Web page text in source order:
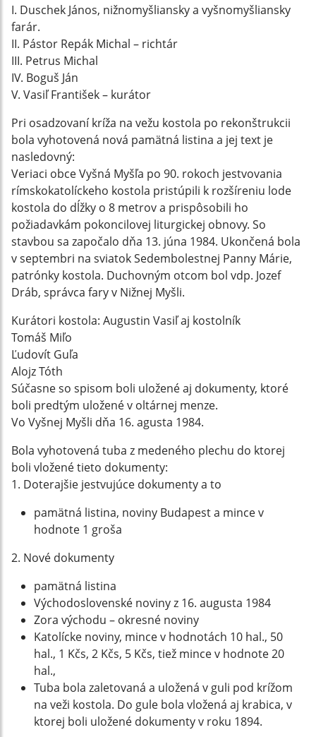
I. Duschek János, nižnomyšliansky a vyšnomyšliansky
farár.
II. Pástor Repák Michal – richtár
III. Petrus Michal
IV. Boguš Ján
V. Vasiľ František – kurátor
Pri osadzovaní kríža na vežu kostola po rekonštrukcii
bola vyhotovená nová pamätná listina a jej text je
nasledovný:
Veriaci obce Vyšná Myšľa po 90. rokoch jestvovania
rímskokatolíckeho kostola pristúpili k rozšíreniu lode
kostola do dĺžky o 8 metrov a prispôsobili ho
požiadavkám pokoncilovej liturgickej obnovy. So
stavbou sa započalo dňa 13. júna 1984. Ukončená bola
v septembri na sviatok Sedembolestnej Panny Márie,
patrónky kostola. Duchovným otcom bol vdp. Jozef
Dráb, správca fary v Nižnej Myšli.
Kurátori kostola: Augustin Vasiľ aj kostolník
Tomáš Miľo
Ľudovít Guľa
Alojz Tóth
Súčasne so spisom boli uložené aj dokumenty, ktoré
boli predtým uložené v oltárnej menze.
Vo Vyšnej Myšli dňa 16. agusta 1984.
Bola vyhotovená tuba z medeného plechu do ktorej
boli vložené tieto dokumenty:
1. Doterajšie jestvujúce dokumenty a to
pamätná listina, noviny Budapest a mince v
hodnote 1 groša
2. Nové dokumenty
pamätná listina
Východoslovenské noviny z 16. augusta 1984
Zora východu – okresné noviny
Katolícke noviny, mince v hodnotách 10 hal., 50
hal., 1 Kčs, 2 Kčs, 5 Kčs, tiež mince v hodnote 20
hal.,
Tuba bola zaletovaná a uložená v guli pod krížom
na veži kostola. Do gule bola vložená aj krabica, v
ktorej boli uložené dokumenty v roku 1894.